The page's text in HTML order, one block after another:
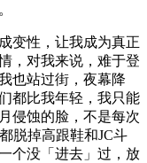
变性，让我成为真正
，对我来说，难于登
也站过街，夜幕降
都比我年轻，我只能
侵蚀的脸，不是每次
脱掉高跟鞋和JC斗
个没「进去」过，放